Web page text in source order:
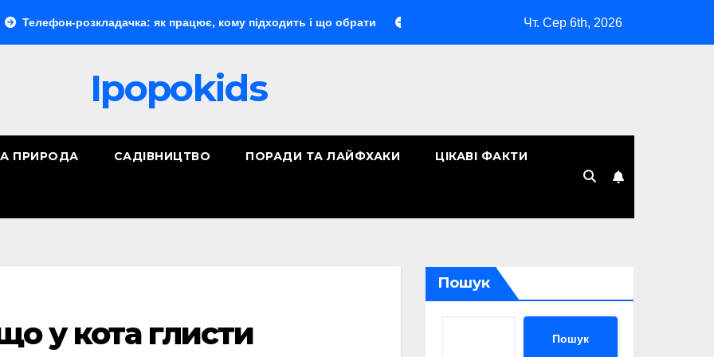
розкладачка: як працює, кому підходить і що обрати «Макіяж без макіяжу»: як японська декоративна косметика
Чт. Сер 6th, 2026
Ipopokids
ПРИРОДА САДІВНИЦТВО ПОРАДИ ТА ЛАЙФХАКИ ЦІКАВІ ФАКТИ
у кота глисти
Пошук
Пошук